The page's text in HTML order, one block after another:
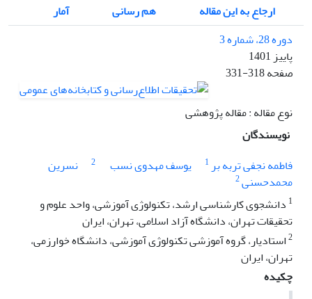
ارجاع به این مقاله
هم رسانی
آمار
دوره 28، شماره 3
پاییز 1401
صفحه331-318
نوع مقاله : مقاله پژوهشی
نویسندگان
فاطمه نجفى تربه بر1 یوسف مهدوى نسب 2
نسرین
محمدحسنى2
1 دانشجوى کارشناسى ارشد، تکنولوژى آموزشى، واحد علوم و
تحقیقات تهران، دانشگاه آزاد اسلامى، تهران، ایران
2استادیار، گروه آموزشى تکنولوژى آموزشى، دانشگاه خوارزمى،
تهران، ایران
چکیده